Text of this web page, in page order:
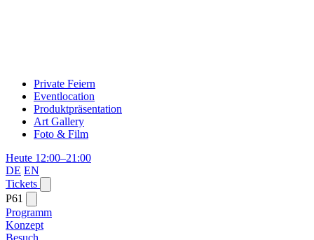
Private Feiern
Eventlocation
Produktpräsentation
Art Gallery
Foto & Film
Heute 12:00–21:00
DE EN
Tickets
P61
Programm
Konzept
Besuch